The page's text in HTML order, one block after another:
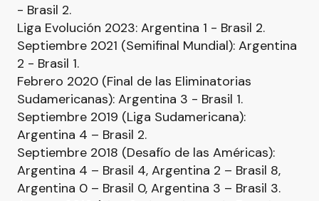
- Brasil 2.
Liga Evolución 2023: Argentina 1 - Brasil 2.
Septiembre 2021 (Semifinal Mundial): Argentina
2 - Brasil 1.
Febrero 2020 (Final de las Eliminatorias
Sudamericanas): Argentina 3 - Brasil 1.
Septiembre 2019 (Liga Sudamericana):
Argentina 4 – Brasil 2.
Septiembre 2018 (Desafío de las Américas):
Argentina 4 – Brasil 4, Argentina 2 – Brasil 8,
Argentina 0 – Brasil 0, Argentina 3 – Brasil 3.